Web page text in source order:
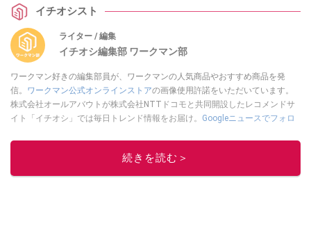
カバリーウェアや猛暑対策の最新アイテムをご紹介します！
イチオシスト
ライター / 編集
イチオシ編集部 ワークマン部
ワークマン好きの編集部員が、ワークマンの人気商品やおすすめ商品を発
信。 ワークマン公式オンラインストアの画像使用許諾をいただいています。
株式会社オールアバウトが株式会社NTTドコモと共同開設したレコメンドサ
イト「イチオシ」では毎日トレンド情報をお届け。 Googleニュースでフォロ
このイチオシストの他の記事を読む
続きを読む＞